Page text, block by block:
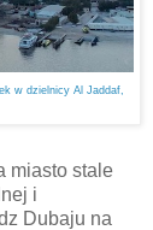
w dzielnicy Al Jaddaf,
miasto stale
i
Dubaju na